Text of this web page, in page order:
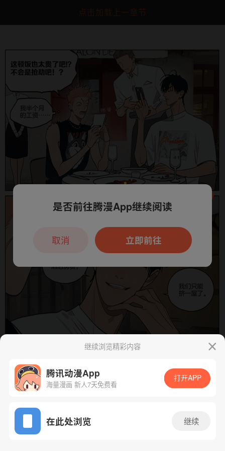
点击加载上一章节
App免费看
下一话 腾漫App免费看
继续浏览精彩内容
腾讯动漫App
海量漫画 新人7天免费看
打开APP
在此处浏览 继续
本章节仅支持App阅读，可打开App新用
户7天免费看
是否前往腾漫App继续阅读
立即前往
取消